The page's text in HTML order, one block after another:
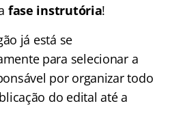
fase instrutória!
já está se
para selecionar a
por organizar todo
do edital até a